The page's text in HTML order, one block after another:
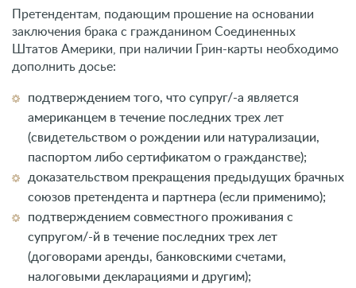
Претендентам, подающим прошение на основании
заключения брака с гражданином Соединенных
Штатов Америки, при наличии Грин-карты необходимо
дополнить досье:
подтверждением того, что супруг/-а является
американцем в течение последних трех лет
(свидетельством о рождении или натурализации,
паспортом либо сертификатом о гражданстве);
доказательством прекращения предыдущих брачных
союзов претендента и партнера (если применимо);
подтверждением совместного проживания с
супругом/-й в течение последних трех лет
(договорами аренды, банковскими счетами,
налоговыми декларациями и другим);